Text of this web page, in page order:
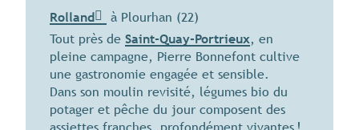
Rolland
à Plourhan (22)
Tout près de Saint-Quay-Portrieux, en
pleine campagne, Pierre Bonnefont cultive
une gastronomie engagée et sensible.
Dans son moulin revisité, légumes bio du
potager et pêche du jour composent des